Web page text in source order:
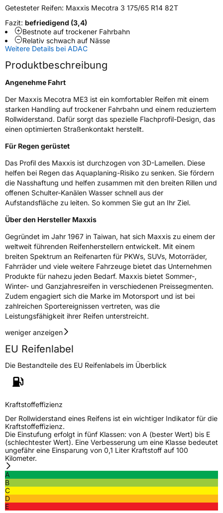
Zustand Neureifen
EU Label
EffizienzC
Rollgeräusch (Klasse) B
3PMSF / Schneeflockensymbol / Alpine-SymbolNein
EisgripNein
EPREL ID 441672
Allgemeine Produktsicherheit (GPSR)
HerstellerkontaktMaxxis Tech Center Europe B.V.,
Neutronenlaan 7 5405NG Uden Noord
Brabant Niederlande,
regulation@maxxistce.nl
Getesteter Reifen: Maxxis Mecotra 3 175/65 R14 82T
Fazit: befriedigend (3,4)
Bestnote auf trockener Fahrbahn
Relativ schwach auf Nässe
Weitere Details bei ADAC
Produktbeschreibung
Angenehme Fahrt
Der Maxxis Mecotra ME3 ist ein komfortabler Reifen mit einem
starken Handling auf trockener Fahrbahn und einem reduziertem
Rollwiderstand. Dafür sorgt das spezielle Flachprofil-Design, das
einen optimierten Straßenkontakt herstellt.
Für Regen gerüstet
Das Profil des Maxxis ist durchzogen von 3D-Lamellen. Diese
helfen bei Regen das Aquaplaning-Risiko zu senken. Sie fördern
die Nasshaftung und helfen zusammen mit den breiten Rillen und
offenen Schulter-Kanälen Wasser schnell aus der
Aufstandsfläche zu leiten. So kommen Sie gut an Ihr Ziel.
Über den Hersteller Maxxis
Gegründet im Jahr 1967 in Taiwan, hat sich Maxxis zu einem der
weltweit führenden Reifenherstellern entwickelt. Mit einem
breiten Spektrum an Reifenarten für PKWs, SUVs, Motorräder,
Fahrräder und viele weitere Fahrzeuge bietet das Unternehmen
Produkte für nahezu jeden Bedarf. Maxxis bietet Sommer-,
Winter- und Ganzjahresreifen in verschiedenen Preissegmenten.
Zudem engagiert sich die Marke im Motorsport und ist bei
zahlreichen Sportereignissen vertreten, was die
Leistungsfähigkeit ihrer Reifen unterstreicht.
weniger anzeigen
EU Reifenlabel
Die Bestandteile des EU Reifenlabels im Überblick
Kraftstoffeffizienz
Der Rollwiderstand eines Reifens ist ein wichtiger Indikator für die
Kraftstoffeffizienz.
Die Einstufung erfolgt in fünf Klassen: von A (bester Wert) bis E
(schlechtester Wert). Eine Verbesserung um eine Klasse bedeutet
ungefähr eine Einsparung von 0,1 Liter Kraftstoff auf 100
Kilometer.
A
B
C
D
E